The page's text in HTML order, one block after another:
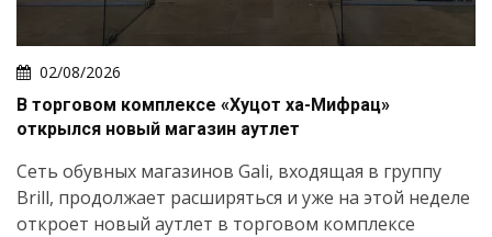
02/08/2026
В торговом комплексе «Хуцот ха-Мифрац»
открылся новый магазин аутлет
Сеть обувных магазинов Gali, входящая в группу
Brill, продолжает расширяться и уже на этой неделе
откроет новый аутлет в торговом комплексе